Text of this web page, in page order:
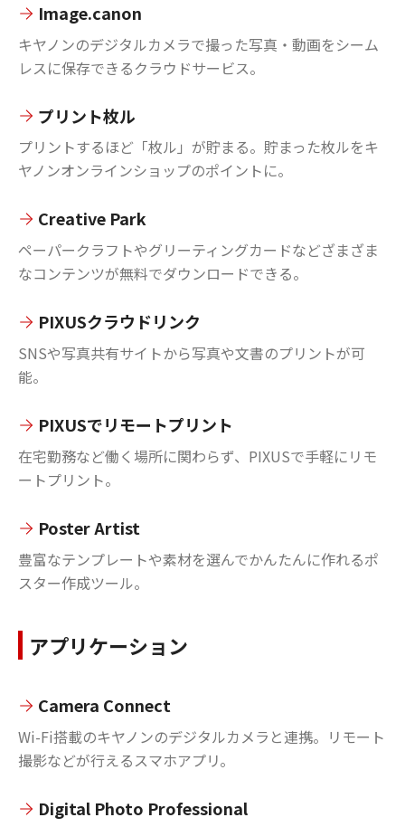
Image.canon
キヤノンのデジタルカメラで撮った写真・動画をシーム
レスに保存できるクラウドサービス。
プリント枚ル
プリントするほど「枚ル」が貯まる。貯まった枚ルをキ
ヤノンオンラインショップのポイントに。
Creative Park
ペーパークラフトやグリーティングカードなどざまざま
なコンテンツが無料でダウンロードできる。
PIXUSクラウドリンク
SNSや写真共有サイトから写真や文書のプリントが可
能。
PIXUSでリモートプリント
在宅勤務など働く場所に関わらず、PIXUSで手軽にリモ
ートプリント。
Poster Artist
豊富なテンプレートや素材を選んでかんたんに作れるポ
スター作成ツール。
アプリケーション
Camera Connect
Wi-Fi搭載のキヤノンのデジタルカメラと連携。リモート
撮影などが行えるスマホアプリ。
Digital Photo Professional